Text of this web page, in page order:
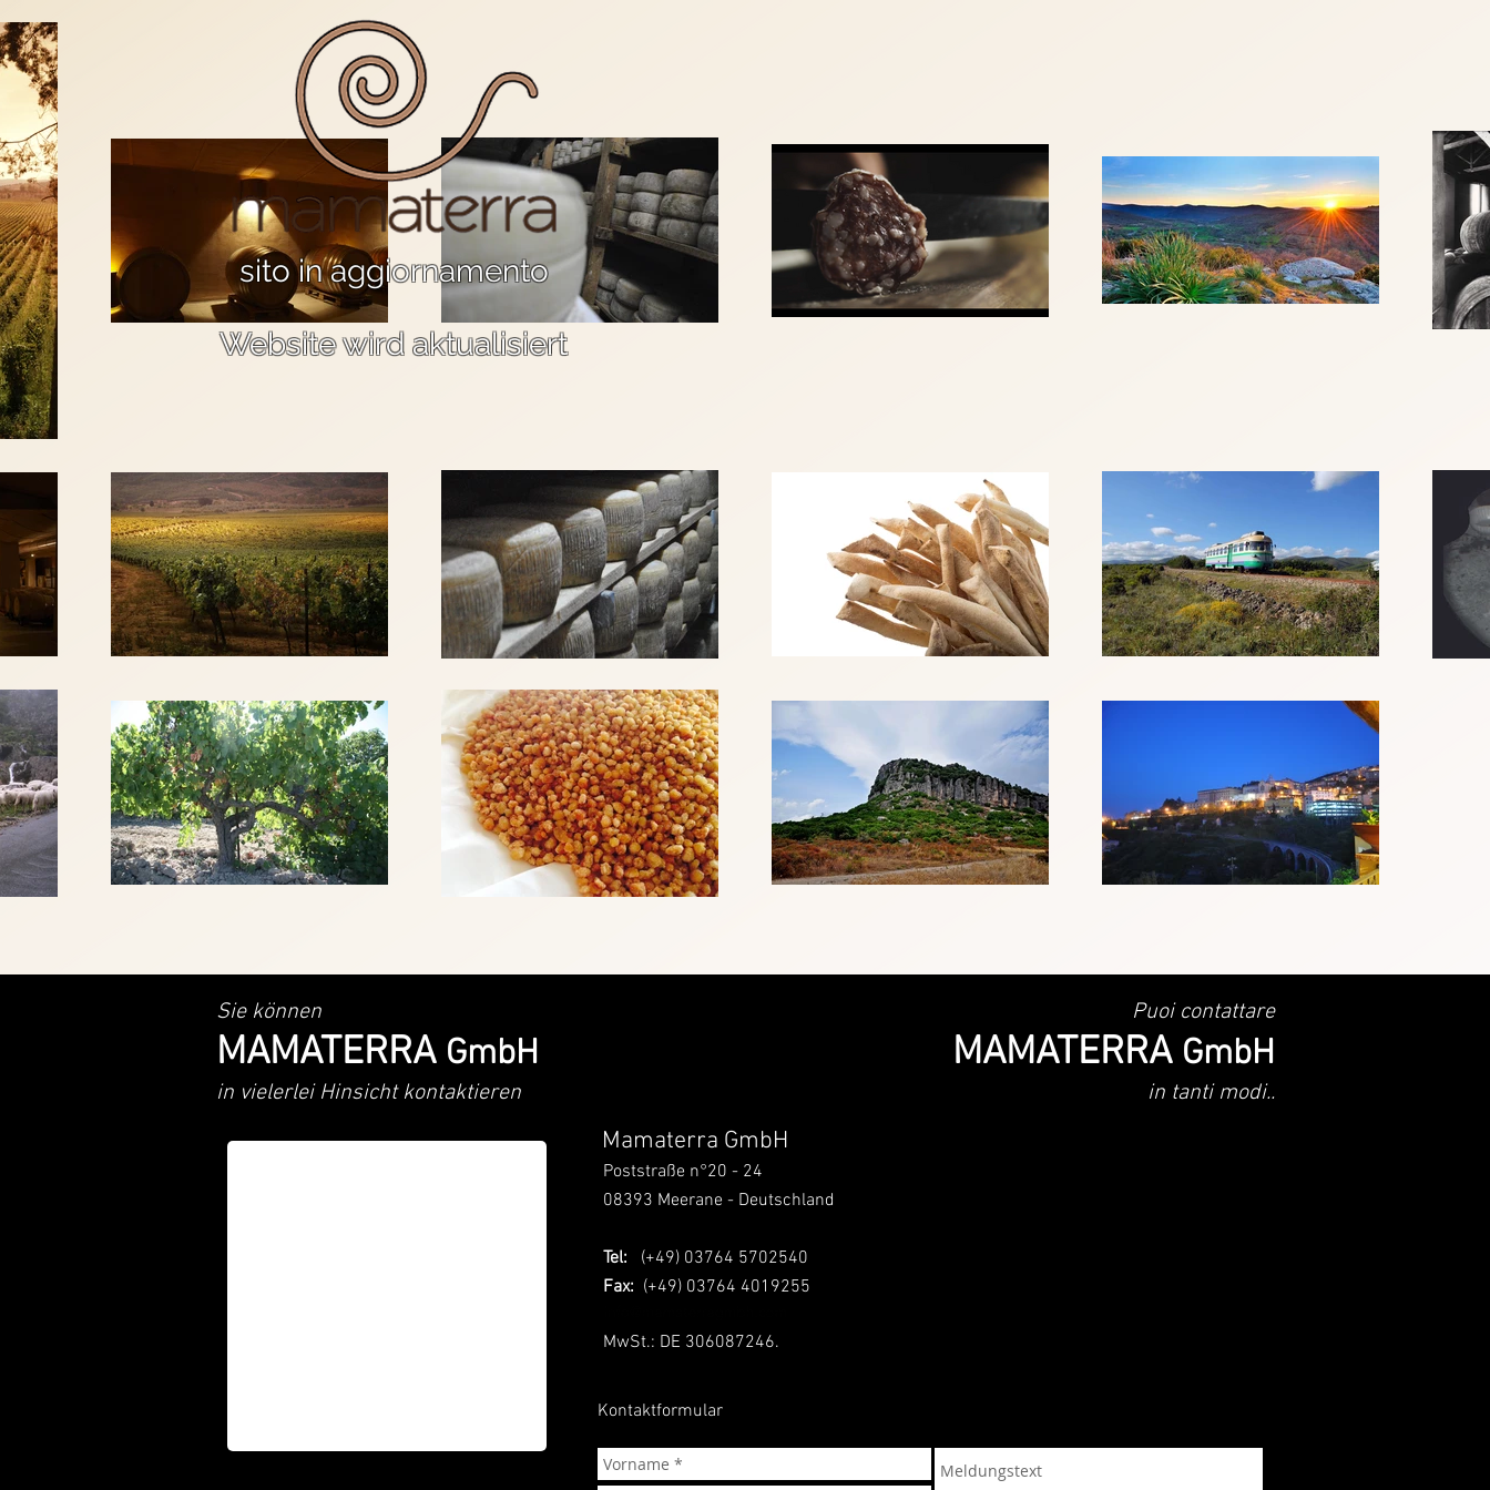
sito in aggiornamento
Website wird aktualisiert
Sie können
MAMATERRA GmbH
in vielerlei Hinsicht kontaktieren
Puoi contattare
MAMATERRA GmbH
in tanti modi..
Mamaterra GmbH
Poststraße n°20 - 24
08393 Meerane - Deutschland
Tel:
(+49) 03764 5702540
Fax: (+49) 03764 4019255
MwSt.: DE 306087246.
Kontaktformular